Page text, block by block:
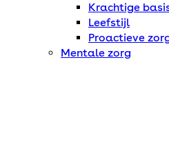
Krachtige
Leefstijl
Proactieve
Mentale zorg